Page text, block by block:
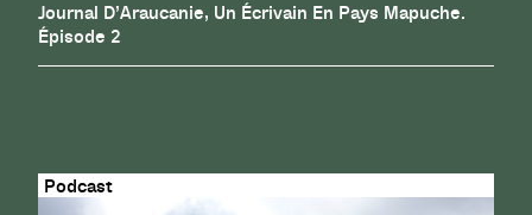
Journal D’Araucanie, Un Écrivain En Pays Mapuche.
Épisode 2